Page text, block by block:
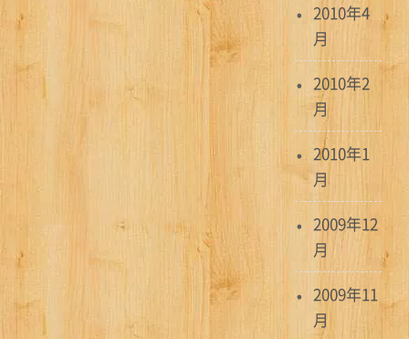
2010年4
月
2010年2
月
2010年1
月
2009年12
月
2009年11
月